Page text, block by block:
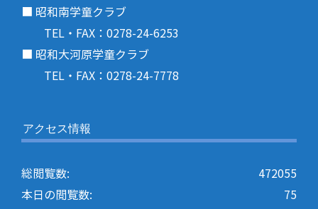
■ 昭和南学童クラブ
TEL・FAX：0278-24-6253
■ 昭和大河原学童クラブ
TEL・FAX：0278-24-7778
アクセス情報
472055
総閲覧数:
75
本日の閲覧数: